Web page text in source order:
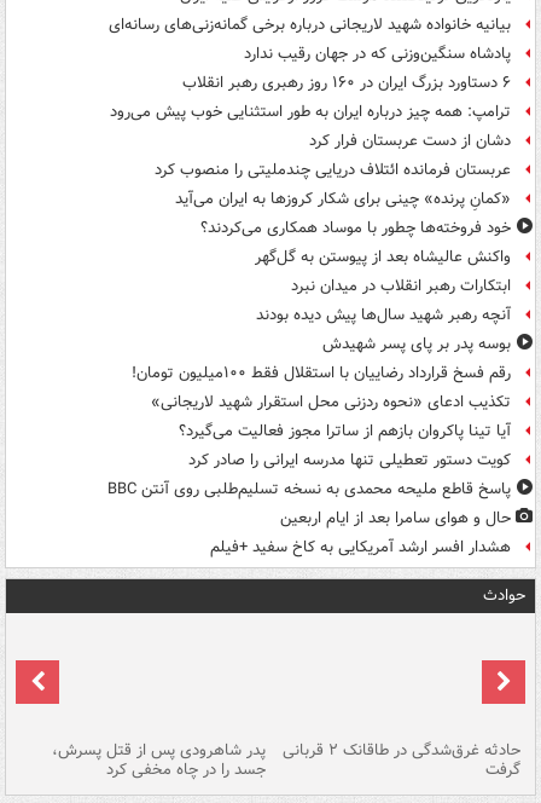
بیانیه خانواده شهید لاریجانی درباره برخی گمانه‌زنی‌های رسانه‌ای
پادشاه سنگین‌وزنی که در جهان رقیب ندارد
۶ دستاورد بزرگ ایران در ۱۶۰ روز رهبری رهبر انقلاب
ترامپ: همه چیز درباره ایران به طور استثنایی خوب پیش می‌رود
دشان از دست عربستان فرار کرد
عربستان فرمانده ائتلاف دریایی چندملیتی را منصوب کرد
«کمانِ پرنده» چینی برای شکار کروزها به ایران می‌آید
خود فروخته‌ها چطور با موساد همکاری می‌کردند؟
واکنش عالیشاه بعد از پیوستن به گل‌گهر
ابتکارات رهبر انقلاب در میدان نبرد
آنچه رهبر شهید سال‌ها پیش دیده بودند
بوسه‌ پدر بر پای پسر شهیدش
رقم فسخ قرارداد رضاییان با استقلال فقط ۱۰۰میلیون تومان!
تکذیب ادعای «نحوه ردزنی محل استقرار شهید لاریجانی»
آیا تینا پاکروان بازهم از ساترا مجوز فعالیت می‌گیرد؟
کویت دستور تعطیلی تنها مدرسه ایرانی را صادر کرد
پاسخ قاطع ملیحه محمدی به نسخه تسلیم‌طلبی روی آنتن BBC
حال و هوای سامرا بعد از ایام اربعین
هشدار افسر ارشد آمریکایی به کاخ سفید +فیلم
حوادث
حادثه غرق‌شدگی در طاقانک ۲ قربانی
گرفت
پدر شاهرودی پس از قتل پسرش،
جسد را در چاه مخفی کرد